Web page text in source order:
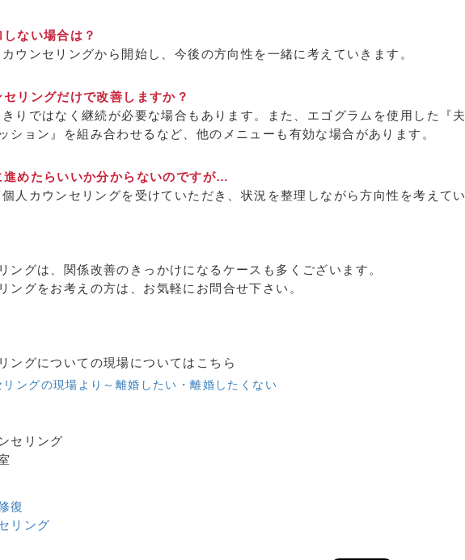
ない場合は？
ウンセリングから開始し、今後の方向性を一緒に考えていきます。
リングだけで改善しますか？
りではなく継続が必要な場合もあります。また、エゴグラムを使用した『夫
ション』を組み合わせるなど、他のメニューも有効な場合があります。
めたらいいか分からないのですが…
人カウンセリングを受けていただき、状況を整理しながら方向性を考えてい
ングは、関係改善のきっかけになるケースも多くございます。
ングをお考えの方は、お気軽にお問合せ下さい。
ングについての現場についてはこちら
ングの現場より～離婚したい・離婚したくない
セリング
復
リング